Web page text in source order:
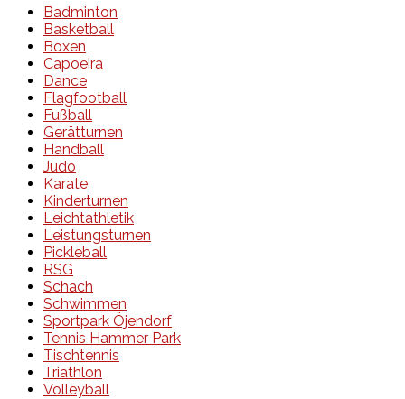
Badminton
Basketball
Boxen
Capoeira
Dance
Flagfootball
Fußball
Gerätturnen
Handball
Judo
Karate
Kinderturnen
Leichtathletik
Leistungsturnen
Pickleball
RSG
Schach
Schwimmen
Sportpark Öjendorf
Tennis Hammer Park
Tischtennis
Triathlon
Volleyball